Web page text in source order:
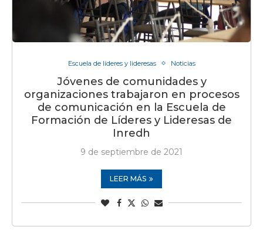
Escuela de líderes y lideresas Noticias
Jóvenes de comunidades y
organizaciones trabajaron en procesos
de comunicación en la Escuela de
Formación de Líderes y Lideresas de
Inredh
9 de septiembre de 2021
LEER MÁS